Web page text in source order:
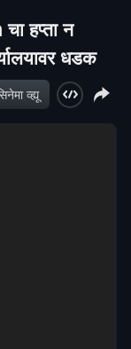
हप्ता न
धडक
व्ह्यू